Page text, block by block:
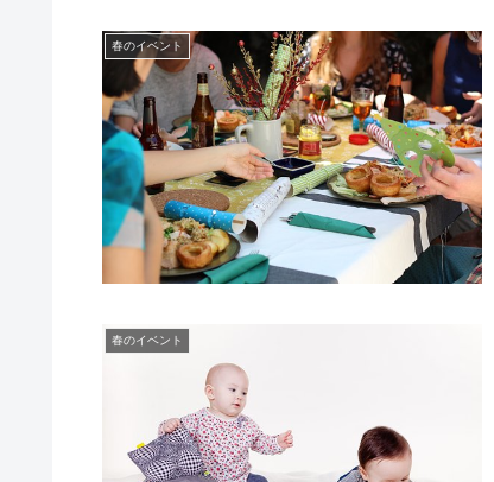
春のイベント
春のイベント